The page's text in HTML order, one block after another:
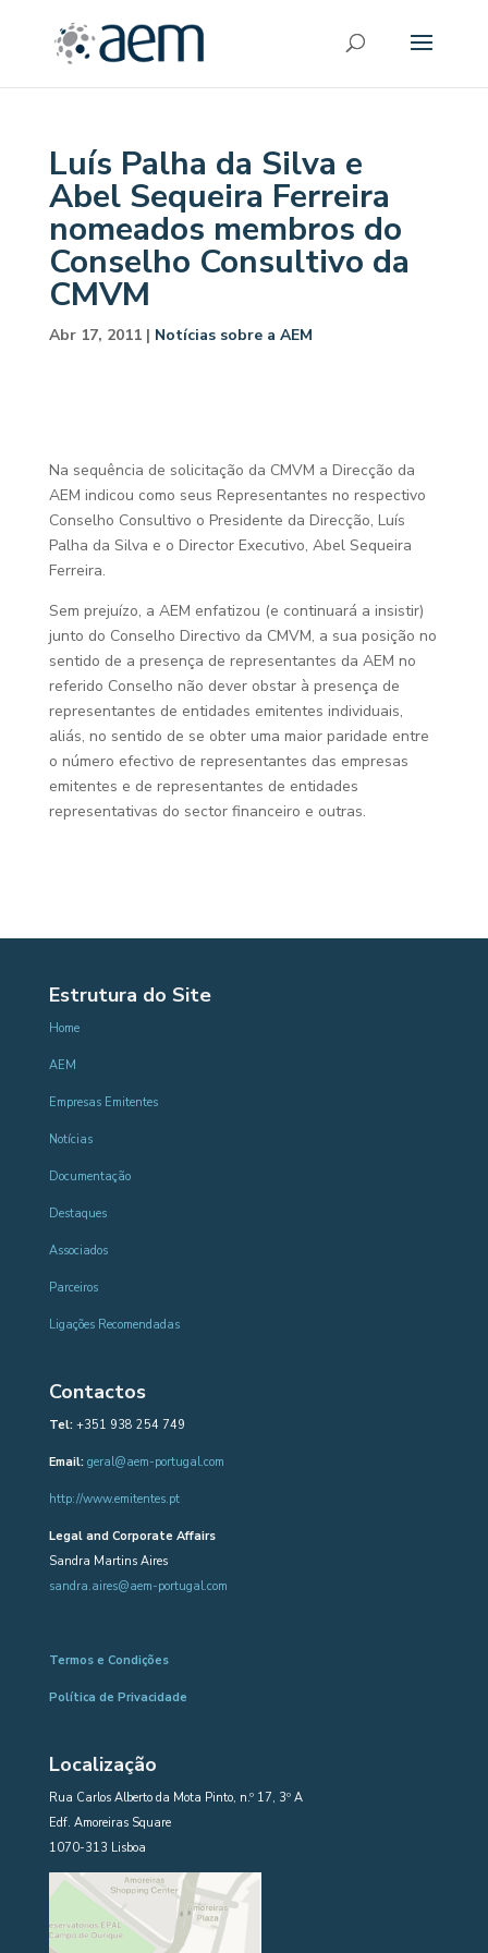
Luís Palha da Silva e
Abel Sequeira Ferreira
nomeados membros do
Conselho Consultivo da
CMVM
Abr 17, 2011| Notícias sobre a AEM
Na sequência de solicitação da CMVM a Direcção da
AEM indicou como seus Representantes no respectivo
Conselho Consultivo o Presidente da Direcção, Luís
Palha da Silva e o Director Executivo, Abel Sequeira
Ferreira.
Sem prejuízo, a AEM enfatizou (e continuará a insistir)
junto do Conselho Directivo da CMVM, a sua posição no
sentido de a presença de representantes da AEM no
referido Conselho não dever obstar à presença de
representantes de entidades emitentes individuais,
aliás, no sentido de se obter uma maior paridade entre
o número efectivo de representantes das empresas
emitentes e de representantes de entidades
representativas do sector financeiro e outras.
Estrutura do Site
Home
AEM
Empresas Emitentes
Notícias
Documentação
Destaques
Associados
Parceiros
Ligações Recomendadas
Contactos
Tel:+351 938 254 749
Email: geral@aem-portugal.com
http://www.emitentes.pt
Legal and Corporate Affairs
Sandra Martins Aires
sandra.aires@aem-portugal.com
Termos e Condições
Política de Privacidade
Localização
Rua Carlos Alberto da Mota Pinto, n.º 17, 3º A
Edf. Amoreiras Square
1070-313 Lisboa